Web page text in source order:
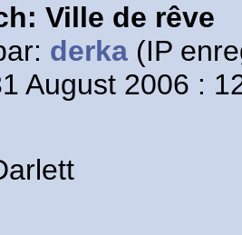
Ville de rêve
derka (IP
August 2006 :